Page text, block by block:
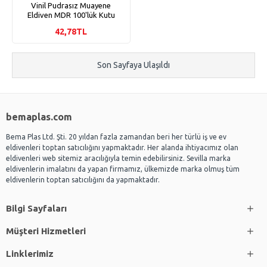
Vinil Pudrasız Muayene
Eldiven MDR 100'lük Kutu
42,78TL
Son Sayfaya Ulaşıldı
bemaplas.com
Bema Plas Ltd. Şti. 20 yıldan fazla zamandan beri her türlü iş ve ev
eldivenleri toptan satıcılığını yapmaktadır. Her alanda ihtiyacımız olan
eldivenleri web sitemiz aracılığıyla temin edebilirsiniz. Sevilla marka
eldivenlerin imalatını da yapan firmamız, ülkemizde marka olmuş tüm
eldivenlerin toptan satıcılığını da yapmaktadır.
Bilgi Sayfaları
Müşteri Hizmetleri
Linklerimiz